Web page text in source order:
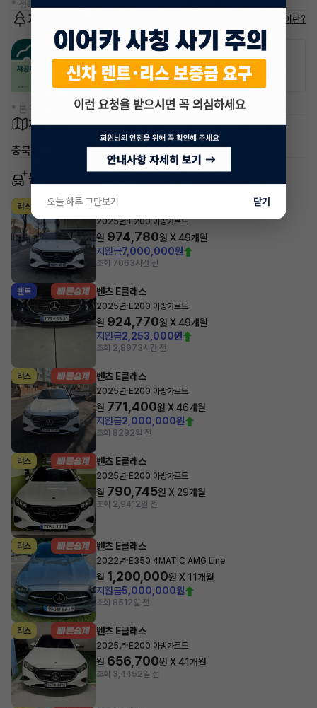
* 정확한 정보는 판매자와 반드시 확인하시기 바랍니다.
저공해차량 정보 저공해차량이란?
20% 할인 50% 할인
* 본 정보는 지자체마다 다를 수 있으니 실제 정보와 확인해 주세요.
차량 위치
충북 청주시 흥덕구 봉명동
동일 차종 이어카
리스 벤츠 E클래스
2025년·E200 아방가르드
월 974,780원 X49개월
지원금7,000,000원
조회 7063시간 전
렌트 벤츠 E클래스
2025년· E200 아방가르드
월 924,770원 X49개월
지원금2,253,000원
조회 2,8973시간 전
리스 벤츠 E클래스
2025년· E200 아방가르드
월 771,400원 X46개월
지원금2,000,000원
조회 8292일 전
리스 벤츠 E클래스
2025년· E200 아방가르드
월 790,745원 X 29개월
조회 2,941 2일 전
리스 벤츠 E클래스
2022년· E350 4MATIC AMG Line
월 1,200,000원 X 11개월
지원금5,000,000원
조회 851 2일 전
리스 벤츠 E클래스
2025년· E200 아방가르드
월 656,700원 X41개월
조회 3,4452일 전
오늘 하루 그만보기 닫기